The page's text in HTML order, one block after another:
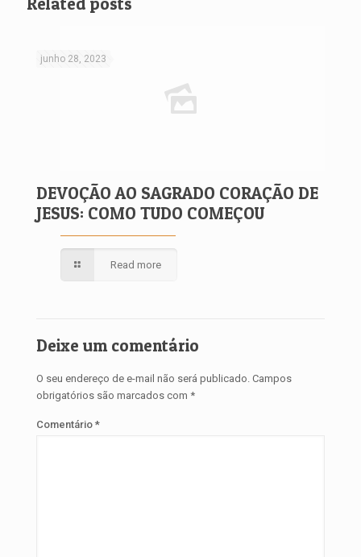
junho 28, 2023
DEVOÇÃO AO SAGRADO CORAÇÃO DE
JESUS: COMO TUDO COMEÇOU
Read more
Deixe um comentário
O seu endereço de e-mail não será publicado. Campos
obrigatórios são marcados com *
Comentário *